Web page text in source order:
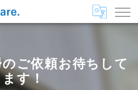
ご依頼お待ちして
ます！